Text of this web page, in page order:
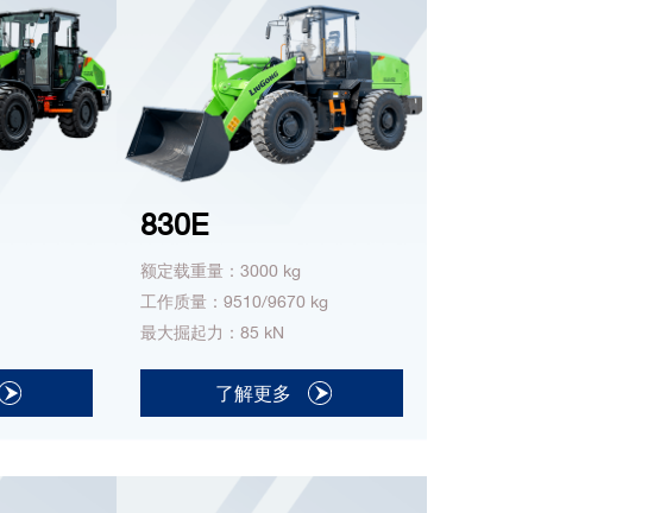
830E
额定载重量：3000 kg
工作质量：9510/9670 kg
最大掘起力：85 kN
了解更多